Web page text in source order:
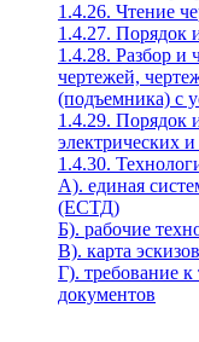
1.4.26. Чтение
1.4.27. Порядок
1.4.28. Разбор и
чертежей,
(подъемника) с
1.4.29. Порядок
электрических
1.4.30.
А). единая
(ЕСТД)
Б). рабочие
В). карта эскизов
Г). требование к
документов